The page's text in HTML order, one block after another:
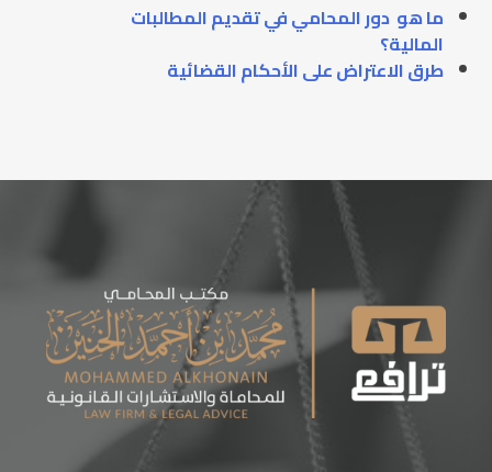
ما هو دور المحامي في تقديم المطالبات
المالية؟
طرق الاعتراض على الأحكام القضائية